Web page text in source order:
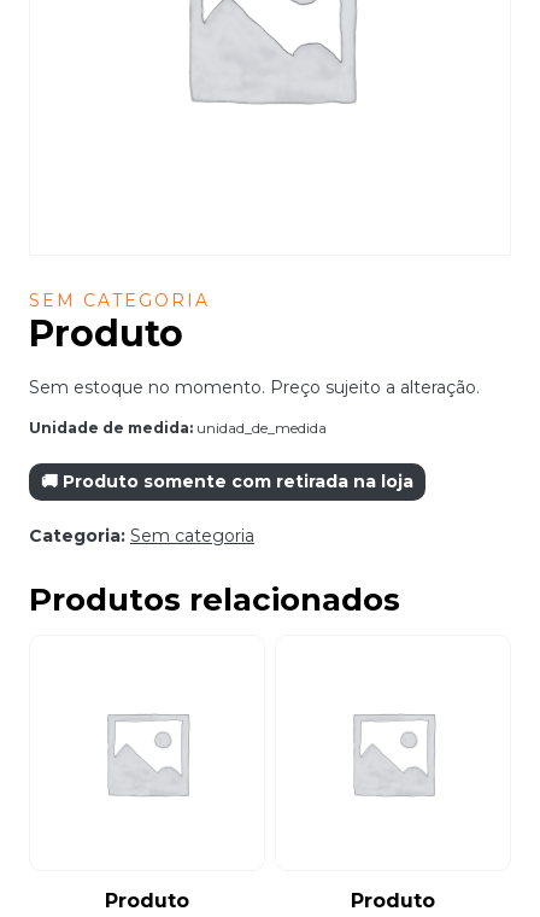
SEM CATEGORIA
Produto
Sem estoque no momento. Preço sujeito a alteração.
Unidade de medida: unidad_de_medida
🚚 Produto somente com retirada na loja
Categoria: Sem categoria
Produtos relacionados
Produto Produto